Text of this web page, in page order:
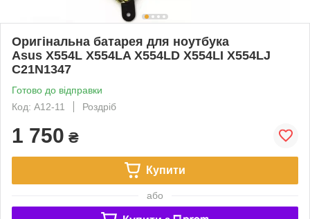
Оригінальна батарея для ноутбука
Asus X554L X554LA X554LD X554LI X554LJ
C21N1347
Готово до відправки
Код: A12-11
Роздріб
1 750 ₴
Купити
або